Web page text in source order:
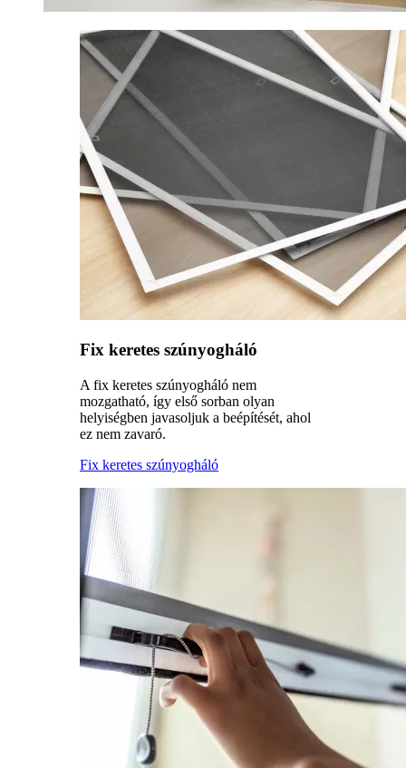
Fix keretes szúnyogháló
A fix keretes szúnyogháló nem
mozgatható, így első sorban olyan
helyiségben javasoljuk a beépítését, ahol
ez nem zavaró.
Fix keretes szúnyogháló